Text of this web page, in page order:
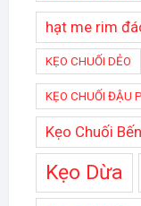
hạt me rim
KẸO CHUỐI DẺO
KẸO CHUỐI ĐẬU
Kẹo Chuối
Kẹo Dừa